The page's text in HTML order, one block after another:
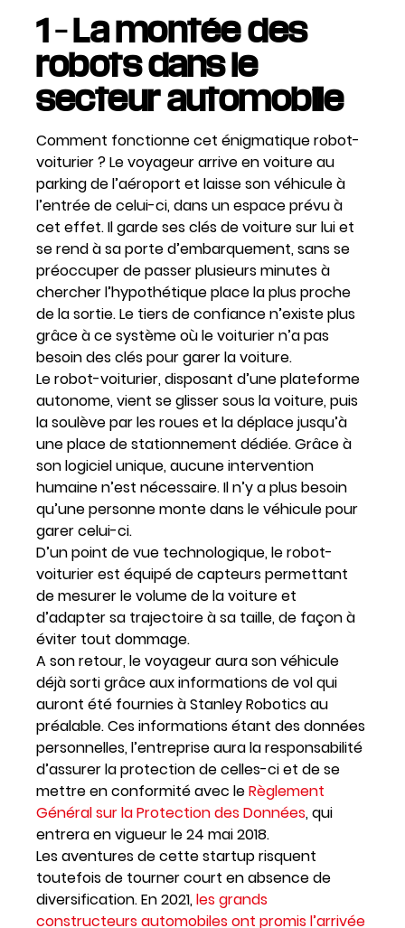
1 – La montée des
robots dans le
secteur automobile
Comment fonctionne cet énigmatique robot-
voiturier ? Le voyageur arrive en voiture au
parking de l’aéroport et laisse son véhicule à
l’entrée de celui-ci, dans un espace prévu à
cet effet. Il garde ses clés de voiture sur lui et
se rend à sa porte d’embarquement, sans se
préoccuper de passer plusieurs minutes à
chercher l’hypothétique place la plus proche
de la sortie. Le tiers de confiance n’existe plus
grâce à ce système où le voiturier n’a pas
besoin des clés pour garer la voiture.
Le robot-voiturier, disposant d’une plateforme
autonome, vient se glisser sous la voiture, puis
la soulève par les roues et la déplace jusqu’à
une place de stationnement dédiée. Grâce à
son logiciel unique, aucune intervention
humaine n’est nécessaire. Il n’y a plus besoin
qu’une personne monte dans le véhicule pour
garer celui-ci.
D’un point de vue technologique, le robot-
voiturier est équipé de capteurs permettant
de mesurer le volume de la voiture et
d’adapter sa trajectoire à sa taille, de façon à
éviter tout dommage.
A son retour, le voyageur aura son véhicule
déjà sorti grâce aux informations de vol qui
auront été fournies à Stanley Robotics au
préalable. Ces informations étant des données
personnelles, l’entreprise aura la responsabilité
d’assurer la protection de celles-ci et de se
mettre en conformité avec leRèglement
Général sur la Protection des Données, qui
entrera en vigueur le 24 mai 2018.
Les aventures de cette startup risquent
toutefois de tourner court en absence de
diversification. En 2021,les grands
constructeurs automobiles ont promis l’arrivée